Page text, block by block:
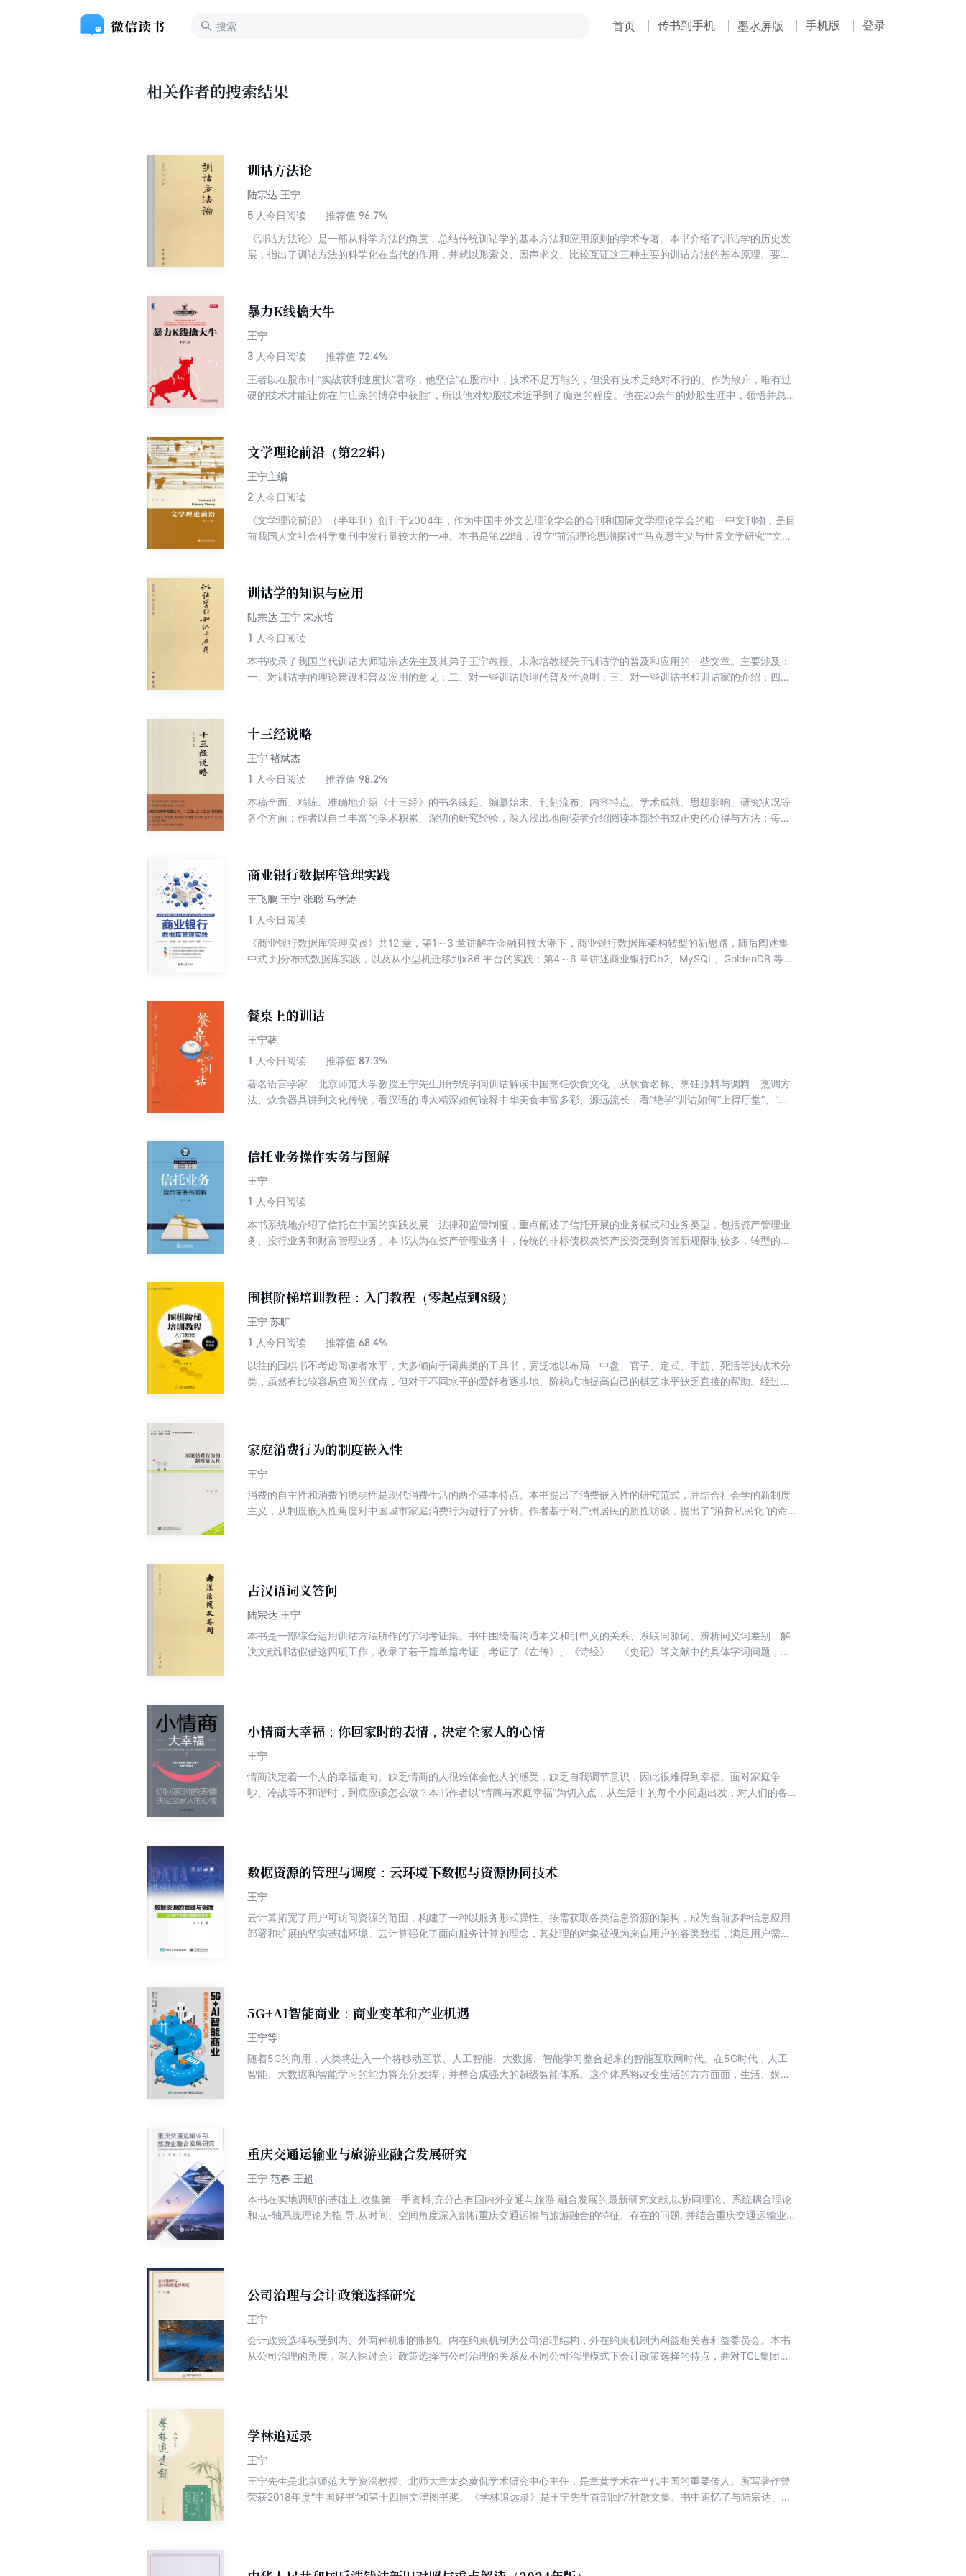
首页 传书到手机 墨水屏版 手机版 登录
相关作者的搜索结果
训诂方法论
陆宗达 王宁
5 人今日阅读 推荐值 96.7%
《训诂方法论》是一部从科学方法的角度，总结传统训诂学的基本方法和应用原则的学术专著。本书介绍了训诂学的历史发
展，指出了训诂方法的科学化在当代的作用，并就以形索义、因声求义、比较互证这三种主要的训诂方法的基本原理、要点
暴力K线擒大牛
王宁
3 人今日阅读 推荐值 72.4%
王者以在股市中“实战获利速度快”著称，他坚信“在股市中，技术不是万能的，但没有技术是绝对不行的。作为散户，唯有过
硬的技术才能让你在与庄家的博弈中获胜”，所以他对炒股技术近乎到了痴迷的程度。他在20余年的炒股生涯中，领悟并总结
文学理论前沿（第22辑）
王宁主编
2 人今日阅读
《文学理论前沿》（半年刊）创刊于2004年，作为中国中外文艺理论学会的会刊和国际文学理论学会的唯一中文刊物，是目
前我国人文社会科学集刊中发行量较大的一种。本书是第22l辑，设立“前沿理论思潮探讨”“马克思主义与世界文学研究”“文学
训诂学的知识与应用
陆宗达 王宁 宋永培
1 人今日阅读
本书收录了我国当代训诂大师陆宗达先生及其弟子王宁教授、宋永培教授关于训诂学的普及和应用的一些文章。主要涉及：
一、对训诂学的理论建设和普及应用的意见；二、对一些训诂原理的普及性说明；三、对一些训诂书和训诂家的介绍；四、
十三经说略
王宁 褚斌杰
1 人今日阅读 推荐值 98.2%
本稿全面、精练、准确地介绍《十三经》的书名缘起、编纂始末、刊刻流布、内容特点、学术成就、思想影响、研究状况等
各个方面；作者以自己丰富的学术积累、深切的研究经验，深入浅出地向读者介绍阅读本部经书或正史的心得与方法；每篇
商业银行数据库管理实践
王飞鹏 王宁 张聪 马学涛
1 人今日阅读
《商业银行数据库管理实践》共12 章，第1～3 章讲解在金融科技大潮下，商业银行数据库架构转型的新思路，随后阐述集
中式 到分布式数据库实践，以及从小型机迁移到x86 平台的实践；第4～6 章讲述商业银行Db2、MySQL、GoldenDB 等数
术决 策人员，也适合大学生学习数据库使用。
餐桌上的训诂
王宁著
1 人今日阅读 推荐值 87.3%
著名语言学家、北京师范大学教授王宁先生用传统学问训诂解读中国烹饪饮食文化，从饮食名称、烹饪原料与调料、烹调方
法、炊食器具讲到文化传统，看汉语的博大精深如何诠释中华美食丰富多彩、源远流长，看“绝学”训诂如何“上得厅堂”、“下
信托业务操作实务与图解
王宁
1 人今日阅读
本书系统地介绍了信托在中国的实践发展、法律和监管制度，重点阐述了信托开展的业务模式和业务类型，包括资产管理业
务、投行业务和财富管理业务。本书认为在资产管理业务中，传统的非标债权类资产投资受到资管新规限制较多，转型的重
围棋阶梯培训教程：入门教程（零起点到8级）
王宁 苏旷
1 人今日阅读 推荐值 68.4%
以往的围棋书不考虑阅读者水平，大多倾向于词典类的工具书，宽泛地以布局、中盘、官子、定式、手筋、死活等技战术分
类，虽然有比较容易查阅的优点，但对于不同水平的爱好者逐步地、阶梯式地提高自己的棋艺水平缺乏直接的帮助。经过近
家庭消费行为的制度嵌入性
王宁
消费的自主性和消费的脆弱性是现代消费生活的两个基本特点。本书提出了消费嵌入性的研究范式，并结合社会学的新制度
主义，从制度嵌入性角度对中国城市家庭消费行为进行了分析。作者基于对广州居民的质性访谈，提出了“消费私民化”的命
古汉语词义答问
陆宗达 王宁
本书是一部综合运用训诂方法所作的字词考证集。书中围绕着沟通本义和引申义的关系、系联同源词、辨析同义词差别、解
决文献训诂假借这四项工作，收录了若干篇单篇考证，考证了《左传》、《诗经》、《史记》等文献中的具体字词问题，以
小情商大幸福：你回家时的表情，决定全家人的心情
王宁
情商决定着一个人的幸福走向。缺乏情商的人很难体会他人的感受，缺乏自我调节意识，因此很难得到幸福。面对家庭争
吵、冷战等不和谐时，到底应该怎么做？本书作者以“情商与家庭幸福”为切入点，从生活中的每个小问题出发，对人们的各
数据资源的管理与调度：云环境下数据与资源协同技术
王宁
云计算拓宽了用户可访问资源的范围，构建了一种以服务形式弹性、按需获取各类信息资源的架构，成为当前多种信息应用
部署和扩展的坚实基础环境。云计算强化了面向服务计算的理念，其处理的对象被视为来自用户的各类数据，满足用户需求
数据修复机制，并通过仿真和实验的方式进行了验证。成果将有利于云计算服务提供商在保证服务质量的前提下，实现运营
5G+AI智能商业：商业变革和产业机遇
王宁等
随着5G的商用，人类将进入一个将移动互联、人工智能、大数据、智能学习整合起来的智能互联网时代。在5G时代，人工
智能、大数据和智能学习的能力将充分发挥，并整合成强大的超级智能体系。这个体系将改变生活的方方面面，生活、娱
重庆交通运输业与旅游业融合发展研究
王宁 范春 王超
本书在实地调研的基础上,收集第一手资料,充分占有国内外交通与旅游 融合发展的最新研究文献,以协同理论、系统耦合理论
和点-轴系统理论为指 导,从时间、空间角度深入剖析重庆交通运输与旅游融合的特征、存在的问题, 并结合重庆交通运输业发
公司治理与会计政策选择研究
王宁
会计政策选择权受到内、外两种机制的制约。内在约束机制为公司治理结构，外在约束机制为利益相关者利益委员会。本书
从公司治理的角度，深入探讨会计政策选择与公司治理的关系及不同公司治理模式下会计政策选择的特点，并对TCL集团具
学林追远录
王宁
王宁先生是北京师范大学资深教授、北师大章太炎黄侃学术研究中心主任，是章黄学术在当代中国的重要传人。所写著作曾
荣获2018年度“中国好书”和第十四届文津图书奖。《学林追远录》是王宁先生首部回忆性散文集。书中追忆了与陆宗达、启